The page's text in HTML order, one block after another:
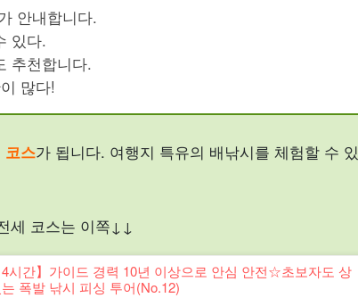
안내합니다.
있다.
추천합니다.
많다!
코스가 됩니다. 여행지 특유의 배낚시를 체험할 수 있
세 코스는 이쪽↓↓
시간】가이드 경력 10년 이상으로 안심 안전☆초보자도 상
폭발 낚시 피싱 투어(No.12)